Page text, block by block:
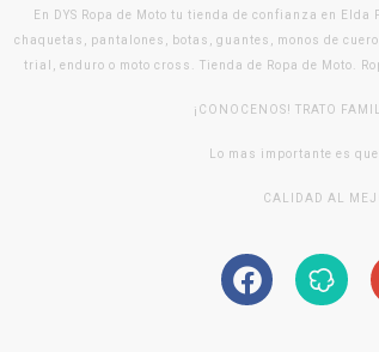
En DYS Ropa de Moto tu tienda de confianza en
chaquetas, pantalones, botas, guantes, monos de
trial, enduro o moto cross. Tienda de Ropa de Moto.
¡CONOCENOS! TRATO
Lo mas importante es
CALIDAD AL